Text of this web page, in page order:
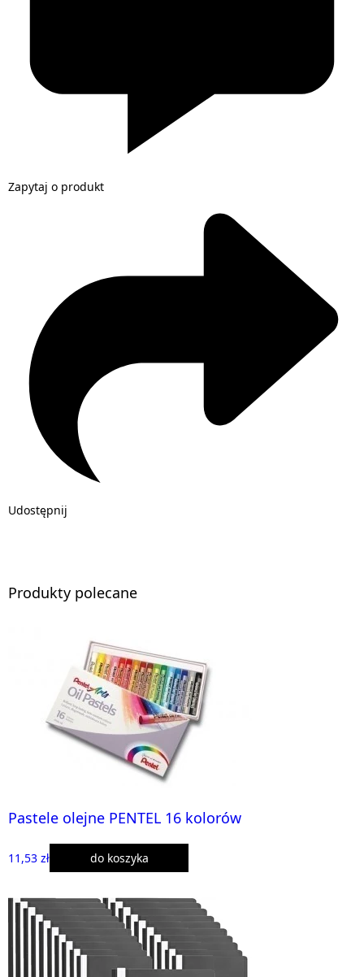
Zapytaj o produkt
Udostępnij
Produkty polecane
Pastele olejne PENTEL 16 kolorów
11,53 zł do koszyka